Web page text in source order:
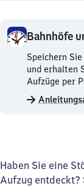
Bahnhöfe
Bahnhöfe
und
Aufzüge
merken.
Speichern
und erhalten
Aufzüge per
Haben Sie eine
Aufzug entdeckt?